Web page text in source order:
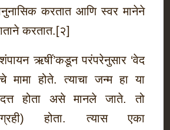
करतात आणि स्वर मानेने
करतात.[२]
ऋषीं’कडून परंपरेनुसार ‘वेद
मामा होते. त्याचा जन्म हा या
होता असे मानले जाते. तो
होता. त्यास एका